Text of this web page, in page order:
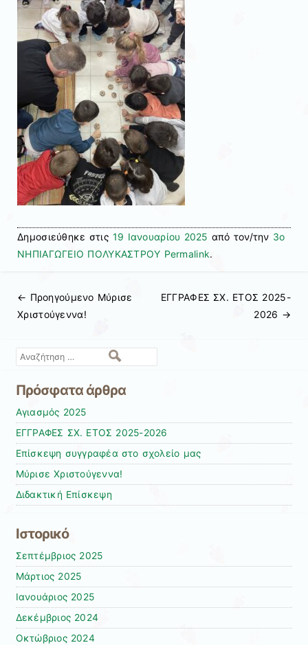
Δημοσιεύθηκε στις 19 Ιανουαρίου 2025 από τον/την 3ο
ΝΗΠΙΑΓΩΓΕΙΟ ΠΟΛΥΚΑΣΤΡΟΥ Permalink.
Πλοήγηση άρθρων
← Προηγούμενo Μύρισε
Χριστούγεννα!
ΕΓΓΡΑΦΕΣ ΣΧ. ΕΤΟΣ 2025-
2026 →
Αναζήτηση
Πρόσφατα άρθρα
Αγιασμός 2025
ΕΓΓΡΑΦΕΣ ΣΧ. ΕΤΟΣ 2025-2026
Επίσκεψη συγγραφέα στο σχολείο μας
Μύρισε Χριστούγεννα!
Διδακτική Επίσκεψη
Ιστορικό
Σεπτέμβριος 2025
Μάρτιος 2025
Ιανουάριος 2025
Δεκέμβριος 2024
Οκτώβριος 2024